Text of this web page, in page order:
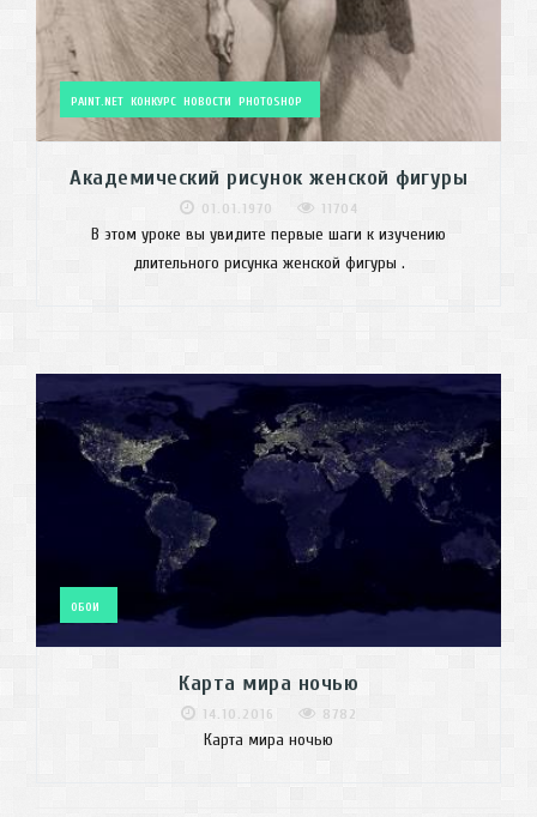
PAINT.NET КОНКУРС НОВОСТИ PHOTOSHOP
Академический рисунок женской фигуры
01.01.1970 11704
В этом уроке вы увидите первые шаги к изучению
длительного рисунка женской фигуры .
ОБОИ
Карта мира ночью
14.10.2016 8782
Карта мира ночью